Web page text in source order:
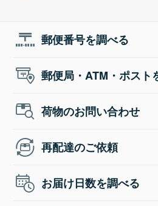
郵便番号を調べる
郵便局・ATM・ポスト
荷物のお問い合わせ
再配達のご依頼
お届け日数を調べる